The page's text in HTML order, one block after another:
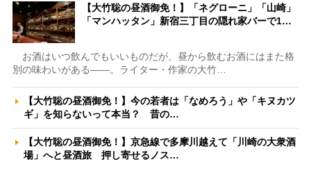
【大竹聡の昼酒御免！】「ネグローニ」「山崎」
「マンハッタン」新宿三丁目の隠れ家バーで1…
お酒はいつ飲んでもいいものだが、昼から飲むお酒にはまた格
別の味わいがある――。ライター・作家の大竹…
【大竹聡の昼酒御免！】今の若者は「なめろう」や「キヌカツ
ギ」を知らないって本当？ 昔の…
【大竹聡の昼酒御免！】京急線で多摩川越えて「川崎の大衆酒
場」へと昼酒旅 押し寄せるノス…